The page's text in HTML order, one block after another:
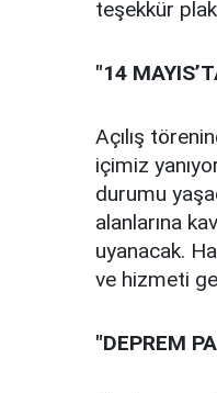
teşekkür
"14
Açılış
içimiz
durumu
alanlarına
uyanacak.
ve hizmeti
"DEPREM